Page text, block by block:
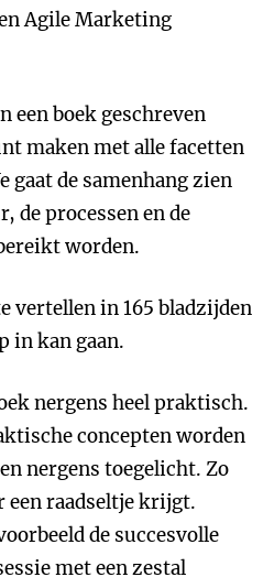
Agile Marketing
een boek geschreven
maken met alle facetten
gaat de samenhang zien
de processen en de
worden.
vertellen in 165 bladzijden
in kan gaan.
nergens heel praktisch.
concepten worden
nergens toegelicht. Zo
een raadseltje krijgt.
de succesvolle
met een zestal